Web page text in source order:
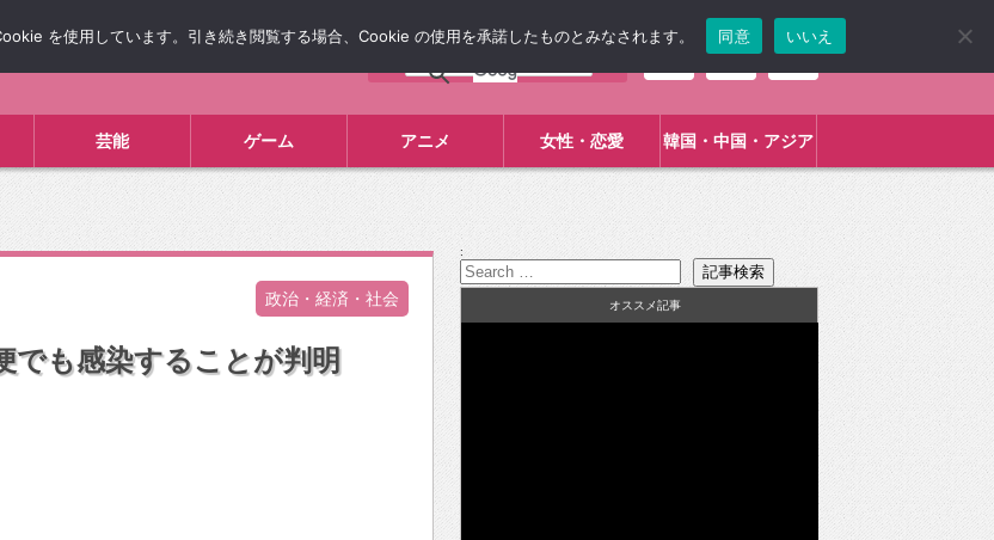
芸能 ゲーム アニメ 女性・恋愛 韓国・中国・アジア
政治・経済・社会
も感染することが判明
:
オススメ記事
を使用しています。引き続き閲覧する場合、Cookie の使用を承諾したものとみなされます。 同意 いいえ